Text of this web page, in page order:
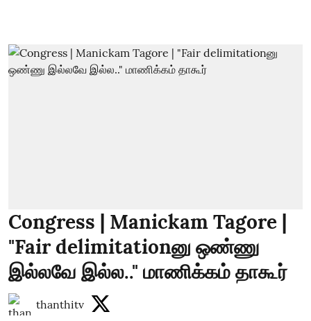
Congress | Manickam Tagore |
"Fair delimitationனு ஒண்ணு
இல்லவே இல்ல.." மாணிக்கம் தாகூர்
thanthitv